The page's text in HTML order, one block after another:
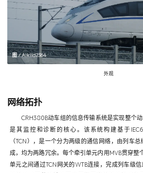
图 / Aiklld2364
外观
网络拓扑
CRH380B动车组的信息传输系统是实现整个
是其监控和诊断的核心。该系统构建基于
（TCN），是一个分为两级的通信网络，由列车
成，均为两路冗余。每个牵引单元内用MVB贯穿整
单元之间通过TCN网关的WTB连接，完成列车级